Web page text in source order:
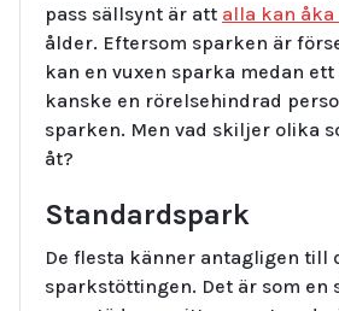
pass sällsynt är att alla kan
ålder. Eftersom sparken är
kan en vuxen sparka medan
kanske en rörelsehindrad
sparken. Men vad skiljer olika
åt?
Standardspark
De flesta känner antagligen till
sparkstöttingen. Det är som en